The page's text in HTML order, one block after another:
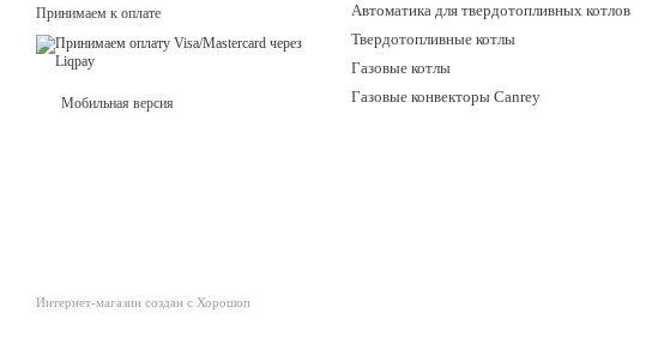
Принимаем к оплате
Мобильная версия
Интернет-магазин создан с Хорошоп
Автоматика для твердотопливных котлов
Твердотопливные котлы
Газовые котлы
Газовые конвекторы Canrey